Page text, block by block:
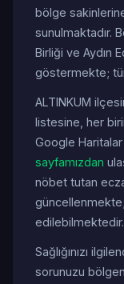
bölge
sunulmaktadır.
Birliği ve Aydın
göstermekte;
ALTINKUM
listesine, her
Google
sayfamızdan
nöbet tutan
güncellenmekte;
edilebilmektedir.
Sağlığınızı
sorunuzu